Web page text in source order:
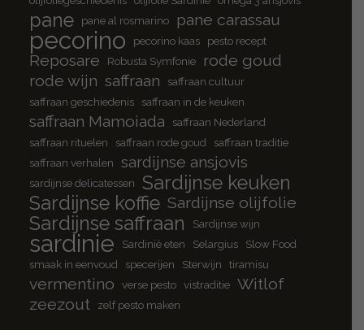
pane pane al rosmarino pane carassau
pecorino pecorino kaas pesto recept
Reposare Robusta Symfonie
rode goud
rode wijn saffraan
saffraan cultuur
saffraan geschiedenis
saffraan in de keuken
saffraan Mamoiada
saffraan Nederland
saffraan rituelen
saffraan rode goud
saffraan traditie
saffraan verhalen
sardijnse ansjovis
sardijnse delicatessen
Sardijnse keuken
Sardijnse koffie Sardijnse olijfolie
Sardijnse saffraan Sardijnse wijn
sardinie Sardinië eten Selargius
Slow Food
smaak in eenvoud
specerijen Sterwijn tiramisu
vermentino verse pesto vistraditie Witlof
zeezout
zelf pesto maken